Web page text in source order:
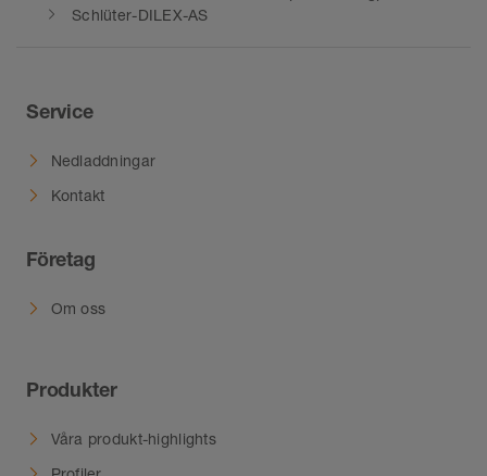
Schlüter-DILEX-AS
Service
Nedladdningar
Kontakt
Företag
Om oss
Produkter
Våra produkt-highlights